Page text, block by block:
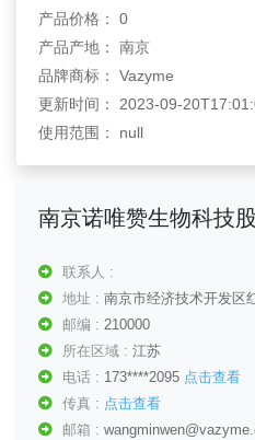
产品价格： 0
产品产地： 南京
品牌商标： Vazyme
更新时间： 2023-09-
使用范围： null
南京诺唯赞生物科技
联系人 :
地址 : 南京市经济技术开发区
邮编 : 210000
所在区域 : 江苏
电话 : 173****2095 点击查看
传真 : 点击查看
邮箱 :